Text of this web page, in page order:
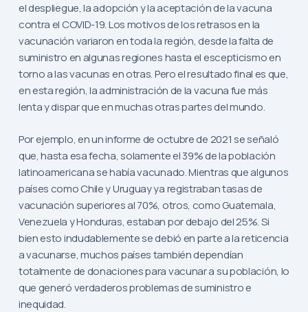
el despliegue, la adopción y la aceptación de la vacuna
contra el COVID-19. Los motivos de los retrasos en la
vacunación variaron en toda la región, desde la falta de
suministro en algunas regiones hasta el escepticismo en
torno a las vacunas en otras. Pero el resultado final es que,
en esta región, la administración de la vacuna fue más
lenta y dispar que en muchas otras partes del mundo.
Por ejemplo, en un informe de octubre de 2021 se señaló
que, hasta esa fecha, solamente el 39% de la población
latinoamericana se había vacunado. Mientras que algunos
países como Chile y Uruguay ya registraban tasas de
vacunación superiores al 70%, otros, como Guatemala,
Venezuela y Honduras, estaban por debajo del 25%. Si
bien esto indudablemente se debió en parte a la reticencia
a vacunarse, muchos países también dependían
totalmente de donaciones para vacunar a su población, lo
que generó verdaderos problemas de suministro e
inequidad.